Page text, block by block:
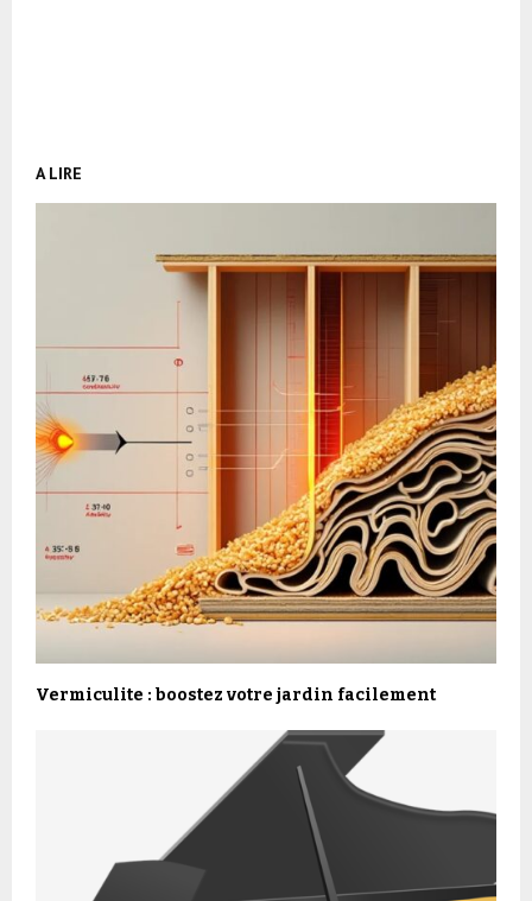
A LIRE
Vermiculite : boostez votre jardin facilement